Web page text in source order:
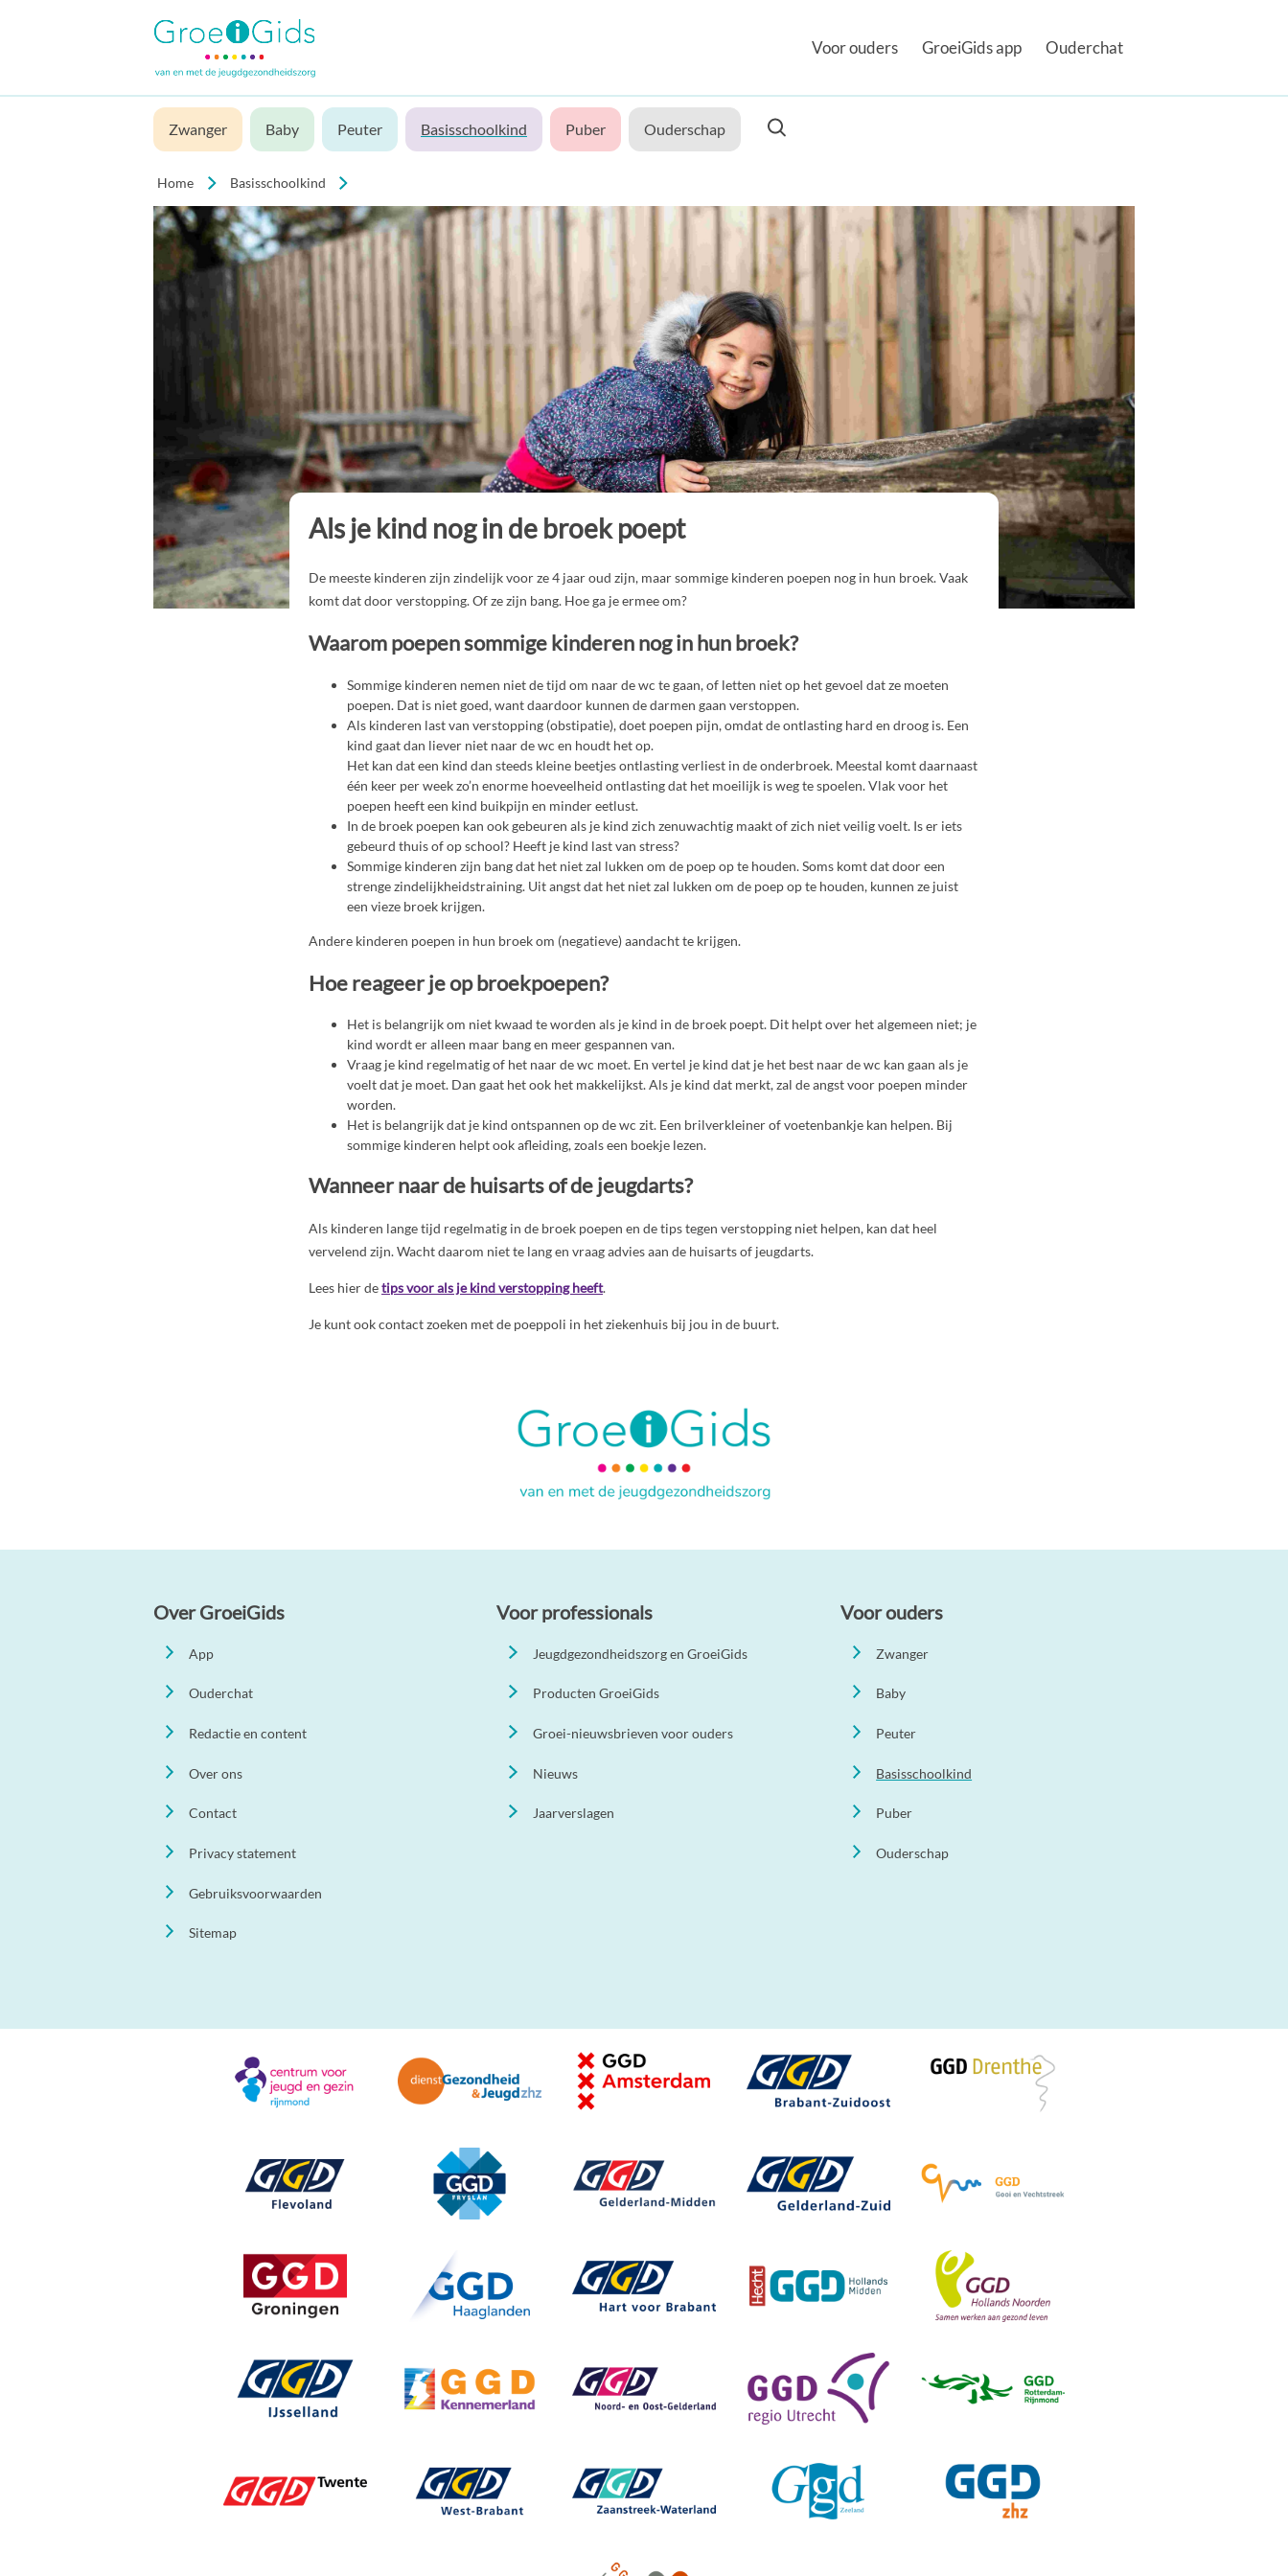
Voor ouders GroeiGids app Ouderchat
Zwanger Baby Peuter Basisschoolkind Puber Ouderschap
Home Basisschoolkind
Als je kind nog in de broek poept
De meeste kinderen zijn zindelijk voor ze 4 jaar oud zijn, maar sommige kinderen poepen nog in hun broek. Vaak
komt dat door verstopping. Of ze zijn bang. Hoe ga je ermee om?
Waarom poepen sommige kinderen nog in hun broek?
Sommige kinderen nemen niet de tijd om naar de wc te gaan, of letten niet op het gevoel dat ze moeten
poepen. Dat is niet goed, want daardoor kunnen de darmen gaan verstoppen.
Als kinderen last van verstopping (obstipatie), doet poepen pijn, omdat de ontlasting hard en droog is. Een
kind gaat dan liever niet naar de wc en houdt het op.
Het kan dat een kind dan steeds kleine beetjes ontlasting verliest in de onderbroek. Meestal komt daarnaast
één keer per week zo’n enorme hoeveelheid ontlasting dat het moeilijk is weg te spoelen. Vlak voor het
poepen heeft een kind buikpijn en minder eetlust.
In de broek poepen kan ook gebeuren als je kind zich zenuwachtig maakt of zich niet veilig voelt. Is er iets
gebeurd thuis of op school? Heeft je kind last van stress?
Sommige kinderen zijn bang dat het niet zal lukken om de poep op te houden. Soms komt dat door een
strenge zindelijkheidstraining. Uit angst dat het niet zal lukken om de poep op te houden, kunnen ze juist
een vieze broek krijgen.
Andere kinderen poepen in hun broek om (negatieve) aandacht te krijgen.
Hoe reageer je op broekpoepen?
Het is belangrijk om niet kwaad te worden als je kind in de broek poept. Dit helpt over het algemeen niet; je
kind wordt er alleen maar bang en meer gespannen van.
Vraag je kind regelmatig of het naar de wc moet. En vertel je kind dat je het best naar de wc kan gaan als je
voelt dat je moet. Dan gaat het ook het makkelijkst. Als je kind dat merkt, zal de angst voor poepen minder
worden.
Het is belangrijk dat je kind ontspannen op de wc zit. Een brilverkleiner of voetenbankje kan helpen. Bij
sommige kinderen helpt ook afleiding, zoals een boekje lezen.
Wanneer naar de huisarts of de jeugdarts?
Als kinderen lange tijd regelmatig in de broek poepen en de tips tegen verstopping niet helpen, kan dat heel
vervelend zijn. Wacht daarom niet te lang en vraag advies aan de huisarts of jeugdarts.
Lees hier detips voor als je kind verstopping heeft.
Je kunt ook contact zoeken met de poeppoli in het ziekenhuis bij jou in de buurt.
Over GroeiGids
App
Ouderchat
Redactie en content
Over ons
Contact
Privacy statement
Gebruiksvoorwaarden
Sitemap
Voor professionals
Jeugdgezondheidszorg en GroeiGids
Producten GroeiGids
Groei-nieuwsbrieven voor ouders
Nieuws
Jaarverslagen
Voor ouders
Zwanger
Baby
Peuter
Basisschoolkind
Puber
Ouderschap